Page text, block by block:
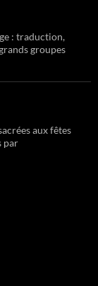
: traduction,
groupes
aux fêtes
par